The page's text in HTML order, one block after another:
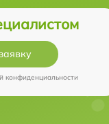
конфиденциальности